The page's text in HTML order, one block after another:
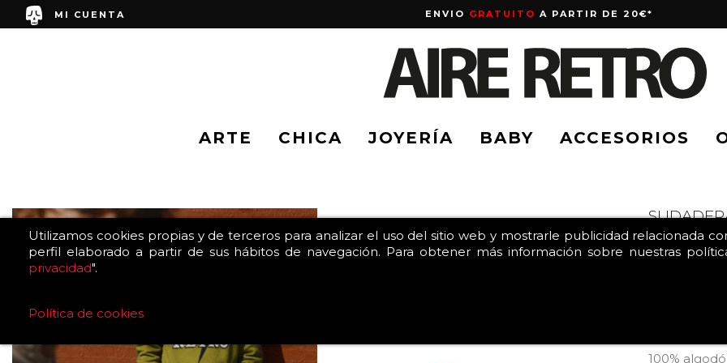
Utilizamos cookies propias y de terceros para analizar el uso del sitio web y mostrarle publicidad relacionada
perfil elaborado a partir de sus hábitos de navegación. Para obtener más información sobre nuestras
privacidad".
Política de cookies
MI CUENTA ENVIO GRATUITO A PARTIR DE 20€*
ARTE CHICA JOYERÍA BABY ACCESORIOS
53,00 €
Sudadera
100%